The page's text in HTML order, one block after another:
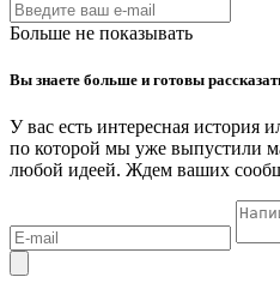
Больше не показывать
Вы знаете больше и готовы
У вас есть интересная история
по которой мы уже выпустили
любой идеей. Ждем ваших